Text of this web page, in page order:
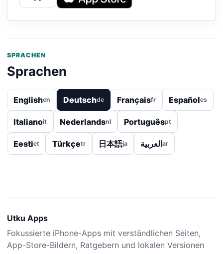
SPRACHEN
Sprachen
Englishen Deutschde Françaisfr Españoles
Italianoit Nederlandsnl Portuguêspt
Eestiet Türkçetr 日本語ja العربيةar
Utku Apps
Fokussierte iPhone-Apps mit verständlichen Seiten,
App-Store-Bildern, Ratgebern und lokalen Versionen